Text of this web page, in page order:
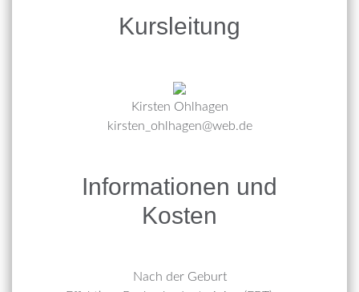
Kursleitung
Kirsten Ohlhagen
kirsten_ohlhagen@web.de
Informationen und
Kosten
Nach der Geburt